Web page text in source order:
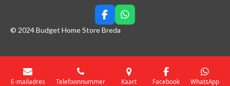
F
a
b
k
W
h
s
p
p
© 2024 Budget Home Store Breda
E-mailadres Telefoonnummer Kaart Facebook WhatsApp